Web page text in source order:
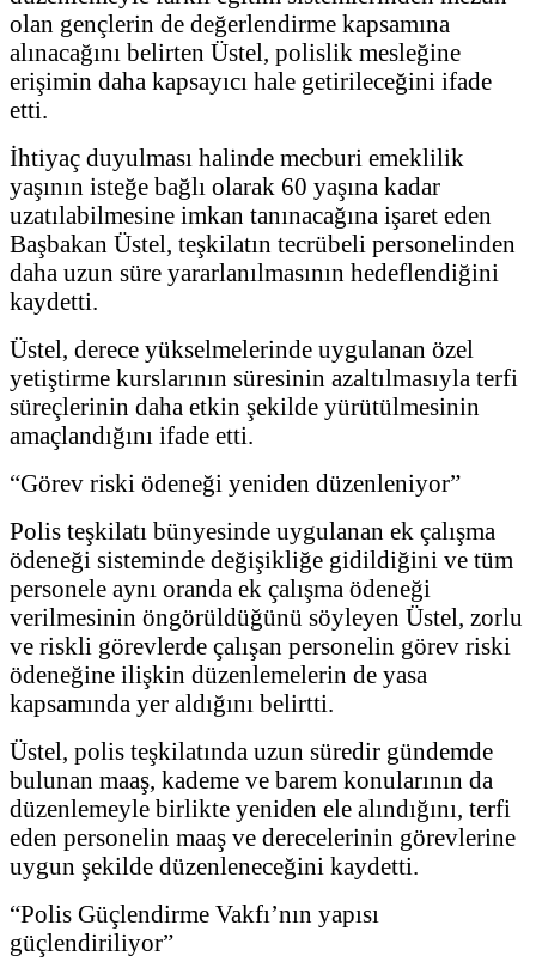
olan gençlerin de değerlendirme kapsamına
alınacağını belirten Üstel, polislik mesleğine
erişimin daha kapsayıcı hale getirileceğini ifade
etti.
İhtiyaç duyulması halinde mecburi emeklilik
yaşının isteğe bağlı olarak 60 yaşına kadar
uzatılabilmesine imkan tanınacağına işaret eden
Başbakan Üstel, teşkilatın tecrübeli personelinden
daha uzun süre yararlanılmasının hedeflendiğini
kaydetti.
Üstel, derece yükselmelerinde uygulanan özel
yetiştirme kurslarının süresinin azaltılmasıyla terfi
süreçlerinin daha etkin şekilde yürütülmesinin
amaçlandığını ifade etti.
“Görev riski ödeneği yeniden düzenleniyor”
Polis teşkilatı bünyesinde uygulanan ek çalışma
ödeneği sisteminde değişikliğe gidildiğini ve tüm
personele aynı oranda ek çalışma ödeneği
verilmesinin öngörüldüğünü söyleyen Üstel, zorlu
ve riskli görevlerde çalışan personelin görev riski
ödeneğine ilişkin düzenlemelerin de yasa
kapsamında yer aldığını belirtti.
Üstel, polis teşkilatında uzun süredir gündemde
bulunan maaş, kademe ve barem konularının da
düzenlemeyle birlikte yeniden ele alındığını, terfi
eden personelin maaş ve derecelerinin görevlerine
uygun şekilde düzenleneceğini kaydetti.
“Polis Güçlendirme Vakfı’nın yapısı
güçlendiriliyor”